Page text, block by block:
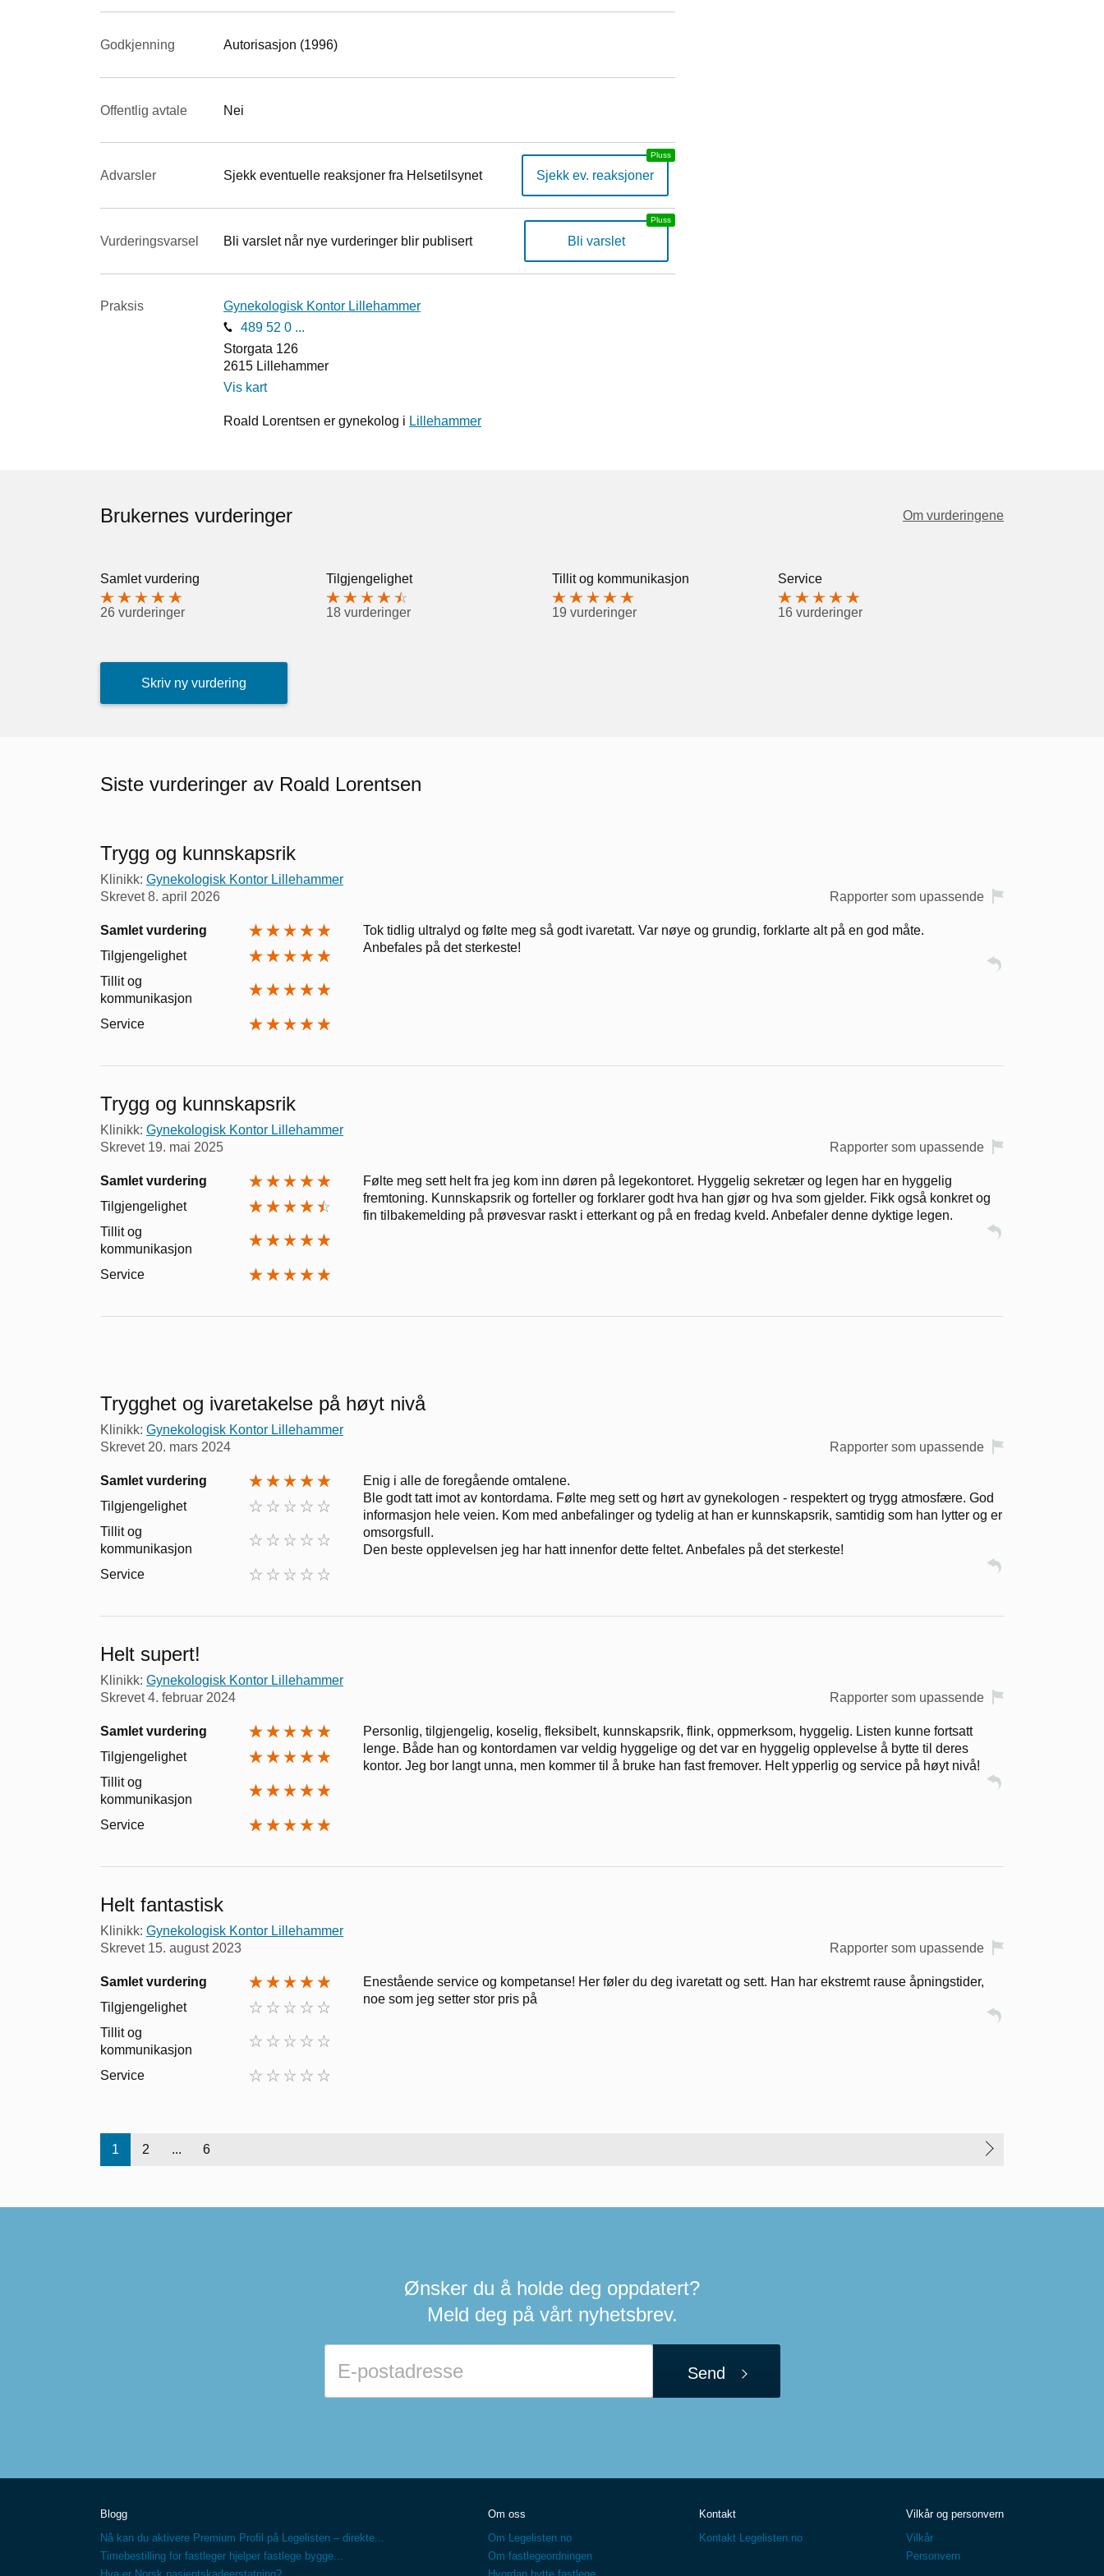
Godkjenning Autorisasjon (1996)
Offentlig avtale Nei
Advarsler Sjekk eventuelle reaksjoner fra Helsetilsynet Sjekk ev. reaksjoner
Vurderings­varsel Bli varslet når nye vurderinger blir publisert Bli varslet
Praksis
Gynekologisk Kontor Lillehammer
489 52 0 ...
Storgata 126
2615 Lillehammer
Vis kart
Roald Lorentsen er gynekolog i Lillehammer
Brukernes vurderinger Om vurderingene
Samlet vurdering
26 vurderinger
Tilgjengelighet
18 vurderinger
Tillit og kommunikasjon
19 vurderinger
Service
16 vurderinger
Skriv ny vurdering
Siste vurderinger av Roald Lorentsen
Trygg og kunnskapsrik
Klinikk: Gynekologisk Kontor Lillehammer
Skrevet8. april 2026 Rapporter som upassende
Samlet vurdering
Tilgjengelighet
Tillit og
kommunikasjon
Service
Tok tidlig ultralyd og følte meg så godt ivaretatt. Var nøye og grundig, forklarte alt på en god måte.
Anbefales på det sterkeste!
Trygg og kunnskapsrik
Klinikk: Gynekologisk Kontor Lillehammer
Skrevet 19. mai 2025 Rapporter som upassende
Samlet vurdering
Tilgjengelighet
Tillit og
kommunikasjon
Service
Følte meg sett helt fra jeg kom inn døren på legekontoret. Hyggelig sekretær og legen har en hyggelig
fremtoning. Kunnskapsrik og forteller og forklarer godt hva han gjør og hva som gjelder. Fikk også konkret og
fin tilbakemelding på prøvesvar raskt i etterkant og på en fredag kveld. Anbefaler denne dyktige legen.
Trygghet og ivaretakelse på høyt nivå
Klinikk: Gynekologisk Kontor Lillehammer
Skrevet 20. mars 2024 Rapporter som upassende
Samlet vurdering
Tilgjengelighet
Tillit og
kommunikasjon
Service
Enig i alle de foregående omtalene.
Ble godt tatt imot av kontordama. Følte meg sett og hørt av gynekologen - respektert og trygg atmosfære. God
informasjon hele veien. Kom med anbefalinger og tydelig at han er kunnskapsrik, samtidig som han lytter og er
omsorgsfull.
Den beste opplevelsen jeg har hatt innenfor dette feltet. Anbefales på det sterkeste!
Helt supert!
Klinikk: Gynekologisk Kontor Lillehammer
Skrevet4. februar 2024 Rapporter som upassende
Samlet vurdering
Tilgjengelighet
Tillit og
kommunikasjon
Service
Personlig, tilgjengelig, koselig, fleksibelt, kunnskapsrik, flink, oppmerksom, hyggelig. Listen kunne fortsatt
lenge. Både han og kontordamen var veldig hyggelige og det var en hyggelig opplevelse å bytte til deres
kontor. Jeg bor langt unna, men kommer til å bruke han fast fremover. Helt ypperlig og service på høyt nivå!
Helt fantastisk
Klinikk: Gynekologisk Kontor Lillehammer
Skrevet 15. august 2023 Rapporter som upassende
Samlet vurdering
Tilgjengelighet
Tillit og
kommunikasjon
Service
Enestående service og kompetanse! Her føler du deg ivaretatt og sett. Han har ekstremt rause åpningstider,
noe som jeg setter stor pris på
1 2 ... 6
Ønsker du å holde deg oppdatert?
Meld deg på vårt nyhetsbrev.
Send
Blogg
Nå kan du aktivere Premium Profil på Legelisten – direkte...
Timebestilling for fastleger hjelper fastlege bygge...
Om oss
Om Legelisten.no
Om fastlegeordningen
Kontakt
Kontakt Legelisten.no
Vilkår og personvern
Vilkår
Personvern